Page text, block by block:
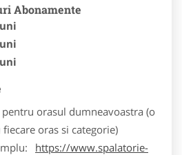
Abonamente
pentru orasul dumneavoastra (o
oras si categorie)
https://www.spalatorie-